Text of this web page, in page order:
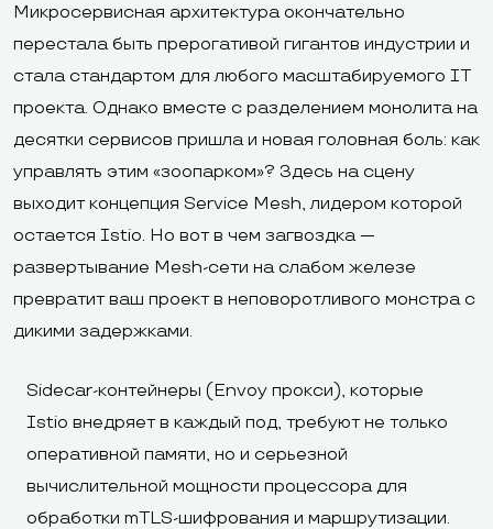
Микросервисная архитектура окончательно
перестала быть прерогативой гигантов индустрии и
стала стандартом для любого масштабируемого IT
проекта. Однако вместе с разделением монолита на
десятки сервисов пришла и новая головная боль: как
управлять этим «зоопарком»? Здесь на сцену
выходит концепция Service Mesh, лидером которой
остается Istio. Но вот в чем загвоздка —
развертывание Mesh-сети на слабом железе
превратит ваш проект в неповоротливого монстра с
дикими задержками.
Sidecar-контейнеры (Envoy прокси), которые
Istio внедряет в каждый под, требуют не только
оперативной памяти, но и серьезной
вычислительной мощности процессора для
обработки mTLS-шифрования и маршрутизации.